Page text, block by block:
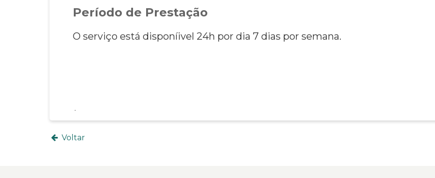
Período de Prestação
O serviço está disponíivel 24h por dia 7 dias por semana.
Voltar